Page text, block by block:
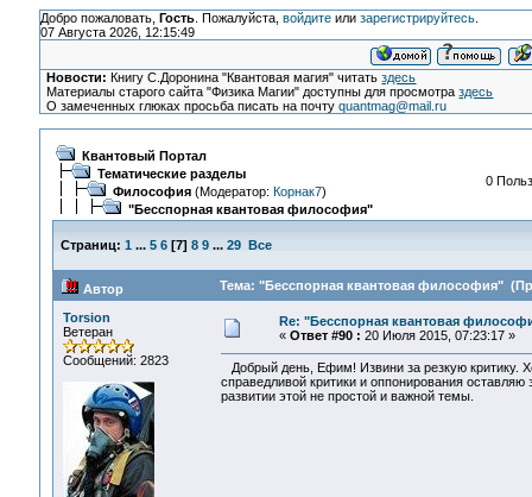
Добро пожаловать, Гость. Пожалуйста, войдитеили зарегистрируйтесь.
07 Августа 2026, 12:15:49
Новости: Книгу С.Доронина "Квантовая магия" читатьздесь
Материалы старого сайта "Физика Магии" доступны для просмотраздесь
О замеченных глюках просьба писать на почтуquantmag@mail.ru
Квантовый Портал
Тематические разделы
Философия(Модератор: Корнак7)
"Бесспорная квантовая философия"
0
Страниц: 1 ... 5 6[7] 8 9 ... 29 Все
Автор Тема: "Бесспорная квантовая философия"
Torsion
Ветеран
Сообщений: 2823
Re: "Бесспорная квантовая
« Ответ #90 : 20 Июля 2015, 07:23:17 »
Добрый день, Ефим! Извини за резкую критику.
справедливой критики и оппонирования
развитии этой не простой и важной темы.